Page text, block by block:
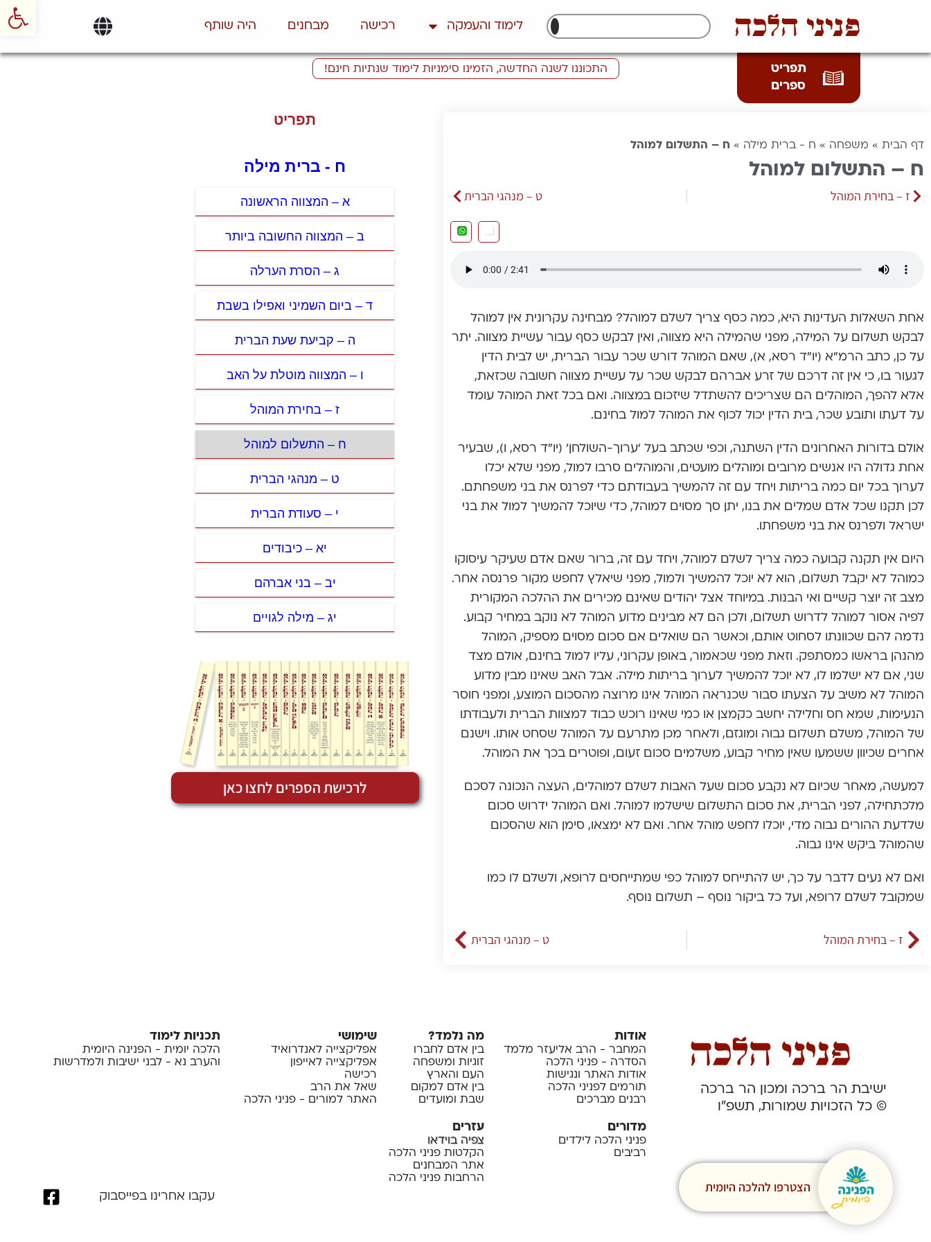
פניני הלכה לימוד והעמקה רכישה מבחנים היה שותף
תפריט
ספרים
התכוננו לשנה החדשה, הזמינו סימניות לימוד שנתיות חינם!
דף הבית » משפחה » ח - ברית מילה » ח – התשלום למוהל
ח – התשלום למוהל
ז – בחירת המוהל ט – מנהגי הברית
אחת השאלות העדינות היא, כמה כסף צריך לשלם למוהל? מבחינה עקרונית אין למוהל
לבקש תשלום על המילה, מפני שהמילה היא מצווה, ואין לבקש כסף עבור עשיית מצווה. יתר
על כן, כתב הרמ”א (יו”ד רסא, א), שאם המוהל דורש שכר עבור הברית, יש לבית הדין
לגעור בו, כי אין זה דרכם של זרע אברהם לבקש שכר על עשיית מצווה חשובה שכזאת,
אלא להפך, המוהלים הם שצריכים להשתדל שיזכום במצווה. ואם בכל זאת המוהל עומד
על דעתו ותובע שכר, בית הדין יכול לכוף את המוהל למול בחינם.
אולם בדורות האחרונים הדין השתנה, וכפי שכתב בעל ‘ערוך-השולחן’ (יו”ד רסא, ו), שבעיר
אחת גדולה היו אנשים מרובים ומוהלים מועטים, והמוהלים סרבו למול, מפני שלא יכלו
לערוך בכל יום כמה בריתות ויחד עם זה להמשיך בעבודתם כדי לפרנס את בני משפחתם.
לכן תקנו שכל אדם שמלים את בנו, יתן סך מסוים למוהל, כדי שיוכל להמשיך למול את בני
ישראל ולפרנס את בני משפחתו.
היום אין תקנה קבועה כמה צריך לשלם למוהל, ויחד עם זה, ברור שאם אדם שעיקר עיסוקו
כמוהל לא יקבל תשלום, הוא לא יוכל להמשיך ולמול, מפני שיאלץ לחפש מקור פרנסה אחר.
מצב זה יוצר קשיים ואי הבנות. במיוחד אצל יהודים שאינם מכירים את ההלכה המקורית
לפיה אסור למוהל לדרוש תשלום, ולכן הם לא מבינים מדוע המוהל לא נוקב במחיר קבוע.
נדמה להם שכוונתו לסחוט אותם, וכאשר הם שואלים אם סכום מסוים מספיק, המוהל
מהנהן בראשו כמסתפק. וזאת מפני שכאמור, באופן עקרוני, עליו למול בחינם, אולם מצד
שני, אם לא ישלמו לו, לא יוכל להמשיך לערוך בריתות מילה. אבל האב שאינו מבין מדוע
המוהל לא משיב על הצעתו סבור שכנראה המוהל אינו מרוצה מהסכום המוצע, ומפני חוסר
הנעימות, שמא חס וחלילה יחשב כקמצן או כמי שאינו רוכש כבוד למצוות הברית ולעבודתו
של המוהל, משלם תשלום גבוה ומוגזם, ולאחר מכן מתרעם על המוהל שסחט אותו. וישנם
אחרים שכיוון ששמעו שאין מחיר קבוע, משלמים סכום זעום, ופוטרים בכך את המוהל.
למעשה, מאחר שכיום לא נקבע סכום שעל האבות לשלם למוהלים, העצה הנכונה לסכם
מלכתחילה, לפני הברית, את סכום התשלום שישלמו למוהל. ואם המוהל ידרוש סכום
שלדעת ההורים גבוה מדי, יוכלו לחפש מוהל אחר. ואם לא ימצאו, סימן הוא שהסכום
שהמוהל ביקש אינו גבוה.
ואם לא נעים לדבר על כך, יש להתייחס למוהל כפי שמתייחסים לרופא, ולשלם לו כמו
שמקובל לשלם לרופא, ועל כל ביקור נוסף – תשלום נוסף.
ז – בחירת המוהל ט – מנהגי הברית
תפריט
ח - ברית מילה
א – המצווה הראשונה
ב – המצווה החשובה ביותר
ג – הסרת הערלה
ד – ביום השמיני ואפילו בשבת
ה – קביעת שעת הברית
ו – המצווה מוטלת על האב
ז – בחירת המוהל
ח – התשלום למוהל
ט – מנהגי הברית
י – סעודת הברית
יא – כיבודים
יב – בני אברהם
יג – מילה לגויים
לרכישת הספרים לחצו כאן
ישיבת הר ברכה ומכון הר ברכה
© כל הזכויות שמורות, תשפ”ו
הצטרפו להלכה היומית
אודות
המחבר - הרב אליעזר מלמד
הסדרה - פניני הלכה
אודות האתר ונגישות
תורמים לפניני הלכה
רבנים מברכים
מה נלמד?
בין אדם לחברו
זוגיות ומשפחה
העם והארץ
בין אדם למקום
שבת ומועדים
שימושי
אפליקצייה לאנדרואיד
אפליקצייה לאייפון
רכישה
שאל את הרב
האתר למורים - פניני הלכה
תכניות לימוד
הלכה יומית - הפנינה היומית
והערב נא - לבני ישיבות ולמדרשות
מדורים
פניני הלכה לילדים
רביבים
עזרים
צפיה בוידאו
הקלטות פניני הלכה
אתר המבחנים
הרחבות פניני הלכה
עקבו אחרינו בפייסבוק
פתח